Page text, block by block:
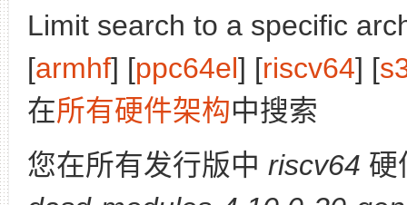
Limit search to a specific
[armhf] [ppc64el] [riscv64] [
在所有硬件架构中搜索
您在所有发行版中 riscv64 硬